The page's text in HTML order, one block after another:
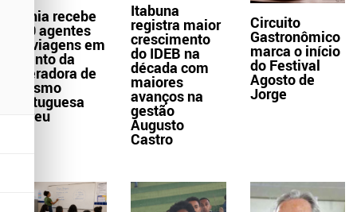
Bahia recebe
300 agentes
de viagens em
evento da
operadora de
turismo
portuguesa
Abreu
Itabuna
registra maior
crescimento
do IDEB na
década com
maiores
avanços na
gestão
Augusto
Castro
Circuito
Gastronômico
marca o início
do Festival
Agosto de
Jorge